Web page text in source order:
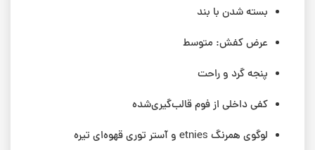
بسته شدن با بند
عرض کفش: متوسط
پنجه گرد و راحت
کفی داخلی از فوم قالب‌گیری‌شده
لوگوی همرنگ etnies و آستر توری قهوه‌ای تیره